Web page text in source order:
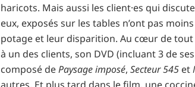
haricots. Mais aussi les client·es qui
eux, exposés sur les tables n’ont pas
potage et leur disparition. Au cœur de
à un des clients, son DVD (incluant 3 de
composé dePaysage imposé,Secteur 545 et